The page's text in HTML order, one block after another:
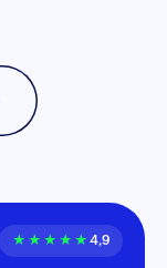
★★★★★ 4,9